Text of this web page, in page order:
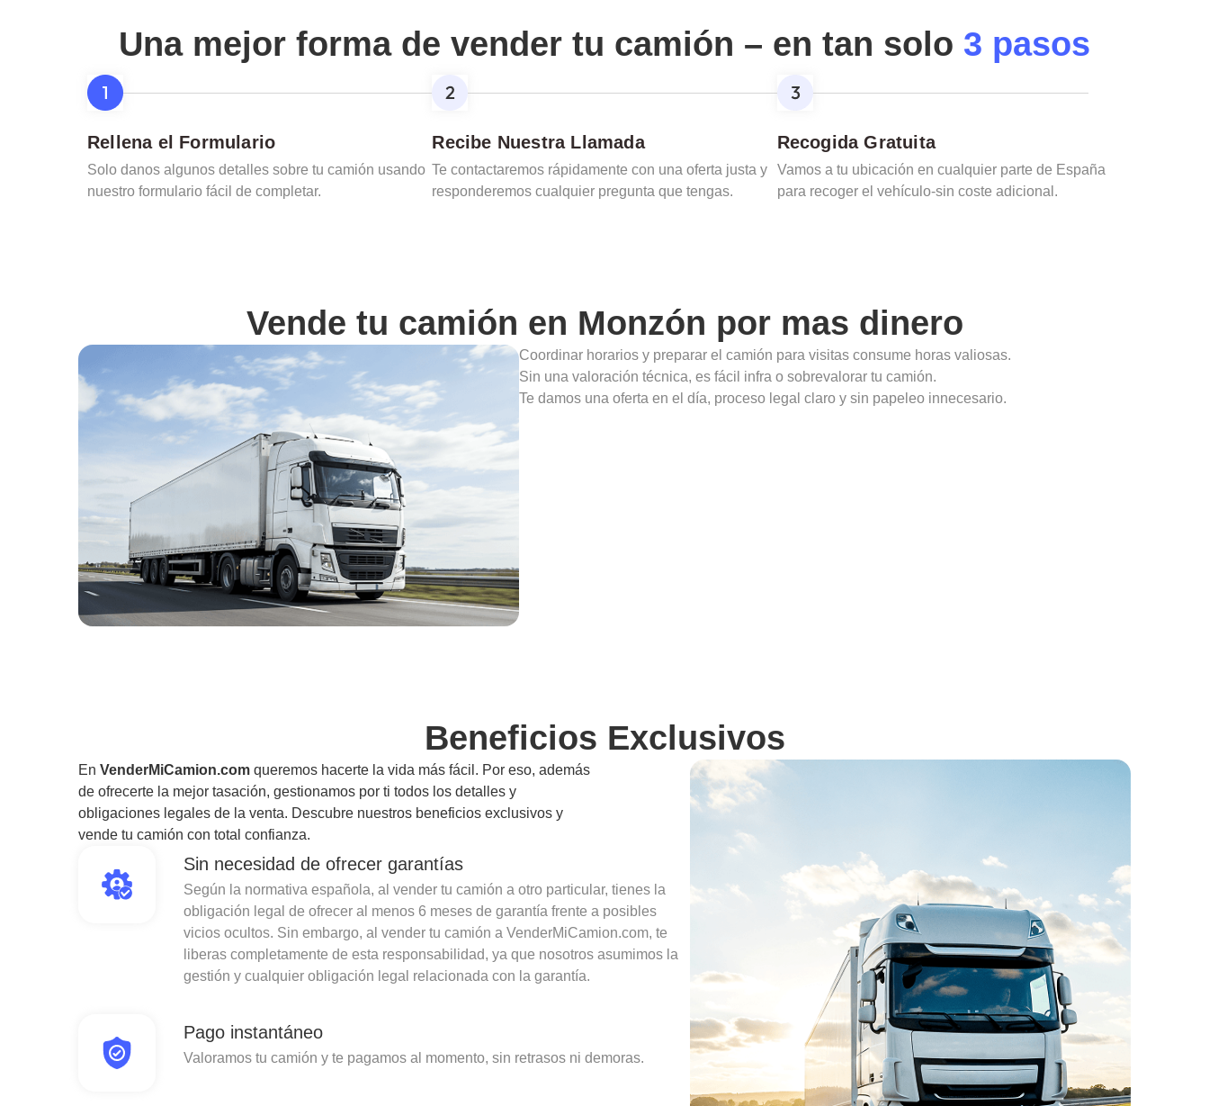
Una mejor forma de vender tu camión – en tan solo 3 pasos
Rellena el Formulario
Solo danos algunos detalles sobre tu camión usando
nuestro formulario fácil de completar.
Recibe Nuestra Llamada
Te contactaremos rápidamente con una oferta justa y
responderemos cualquier pregunta que tengas.
Recogida Gratuita
Vamos a tu ubicación en cualquier parte de España
para recoger el vehículo-sin coste adicional.
Vende tu camión en Monzón por mas dinero
Coordinar horarios y preparar el camión para visitas consume horas valiosas.
Sin una valoración técnica, es fácil infra o sobrevalorar tu camión.
Te damos una oferta en el día, proceso legal claro y sin papeleo innecesario.
Beneficios Exclusivos
En VenderMiCamion.com queremos hacerte la vida más fácil. Por eso, además
de ofrecerte la mejor tasación, gestionamos por ti todos los detalles y
obligaciones legales de la venta. Descubre nuestros beneficios exclusivos y
vende tu camión con total confianza.
Sin necesidad de ofrecer garantías
Según la normativa española, al vender tu camión a otro particular, tienes la
obligación legal de ofrecer al menos 6 meses de garantía frente a posibles
vicios ocultos. Sin embargo, al vender tu camión a VenderMiCamion.com, te
liberas completamente de esta responsabilidad, ya que nosotros asumimos la
gestión y cualquier obligación legal relacionada con la garantía.
Pago instantáneo
Valoramos tu camión y te pagamos al momento, sin retrasos ni demoras.